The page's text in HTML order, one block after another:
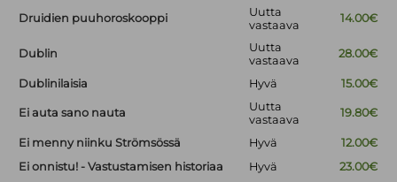
Druidien puuhoroskooppi
Uutta
vastaava
14.00€
Dublin
Uutta
vastaava
28.00€
Dublinilaisia Hyvä 15.00€
Ei auta sano nauta
Uutta
vastaava
19.80€
Ei menny niinku Strömsössä Hyvä
12.00€
Ei onnistu! - Vastustamisen historiaa
Hyvä 23.00€